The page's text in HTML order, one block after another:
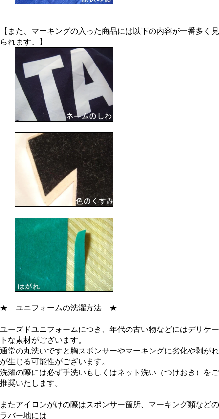
【また、マーキングの入った商品には以下の内容が一番多く見
られます。】
★ ユニフォームの洗濯方法 ★
ユーズドユニフォームにつき、年代の古い物などにはデリケー
トな素材がございます。
通常の丸洗いですと胸スポンサーやマーキングに劣化や剥がれ
が生じる可能性がございます。
洗濯の際には必ず手洗いもしくはネット洗い（つけおき）をご
推奨いたします。
またアイロンがけの際はスポンサー箇所、マーキング類などの
ラバー地には